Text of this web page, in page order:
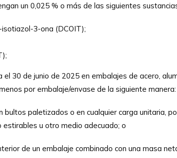
un 0,025 % o más de las siguientes
3-ona (DCOIT);
30 de junio de 2025 en embalajes de acero,
por embalaje/envase de la siguiente manera:
bultos paletizados o en cualquier carga unitaria,
u otro medio adecuado; o
de un embalaje combinado con una masa